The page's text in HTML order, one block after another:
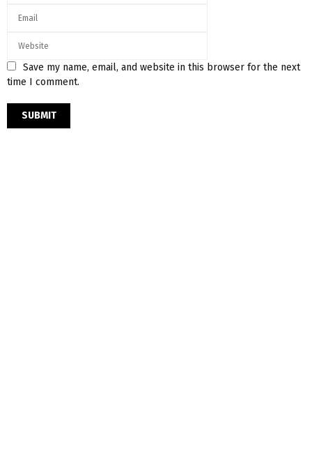
Save my name, email, and website in this browser for the next
time I comment.